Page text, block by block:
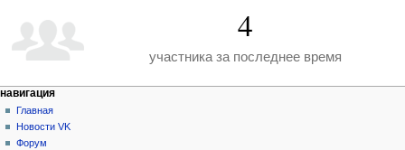
4
участника за последнее время
Н
а
в
действия на странице
служебная
страница
персональные инструменты
создать
учётную
запись
навигация
Главная
Новости VK
Форум